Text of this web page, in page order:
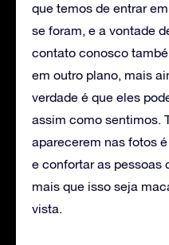
que temos de entrar
se foram, e a vontade
contato conosco
em outro plano, mais
verdade é que eles
assim como sentimos.
aparecerem nas fotos
e confortar as pessoas
mais que isso seja
vista.